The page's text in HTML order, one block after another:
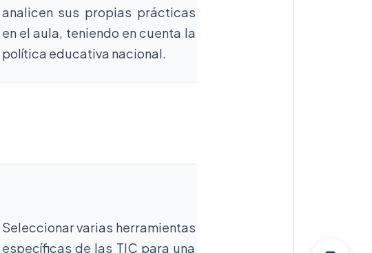
analicen sus propias prácticas
en el aula, teniendo en cuenta la
política educativa nacional.
Seleccionar varias herramientas
específicas de las TIC para una